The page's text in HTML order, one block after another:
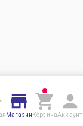
Магазин КорзинаАккаунт